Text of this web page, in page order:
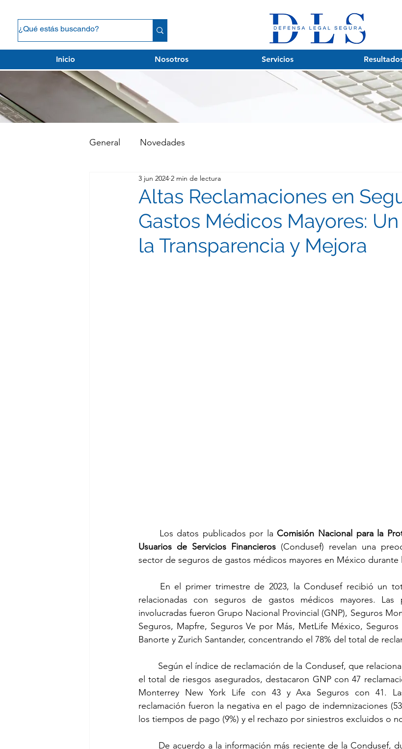
Inicio Nosotros Servicios
General Novedades
Altas Reclamaciones en
Gastos Médicos Mayores:
la Transparencia y Mejora
3 jun 2024 2 min de lectura
	Los datos publicados por la
Comisión Nacional para la
Usuarios de Servicios Financieros (Condusef) revelan una
sector de seguros de gastos médicos mayores en México durante
relacionadas con seguros de gastos médicos mayores. Las
involucradas fueron Grupo Nacional Provincial (GNP), Seguros
Seguros, Mapfre, Seguros Ve por Más, MetLife México,
Banorte y Zurich Santander, concentrando el 78% del total de
el total de riesgos asegurados, destacaron GNP con 47
Monterrey New York Life con 43 y Axa Seguros con 41.
reclamación fueron la negativa en el pago de indemnizaciones
los tiempos de pago (9%) y el rechazo por siniestros excluidos o